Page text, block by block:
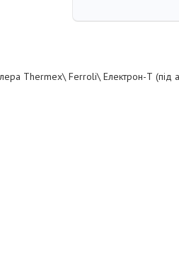
Thermex\ Ferroli\ Електрон-Т (під